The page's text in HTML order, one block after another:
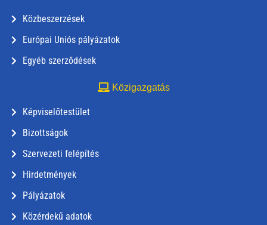
Közbeszerzések
Európai Uniós pályázatok
Egyéb szerződések
Közigazgatás
Képviselőtestület
Bizottságok
Szervezeti felépítés
Hirdetmények
Pályázatok
Közérdekű adatok